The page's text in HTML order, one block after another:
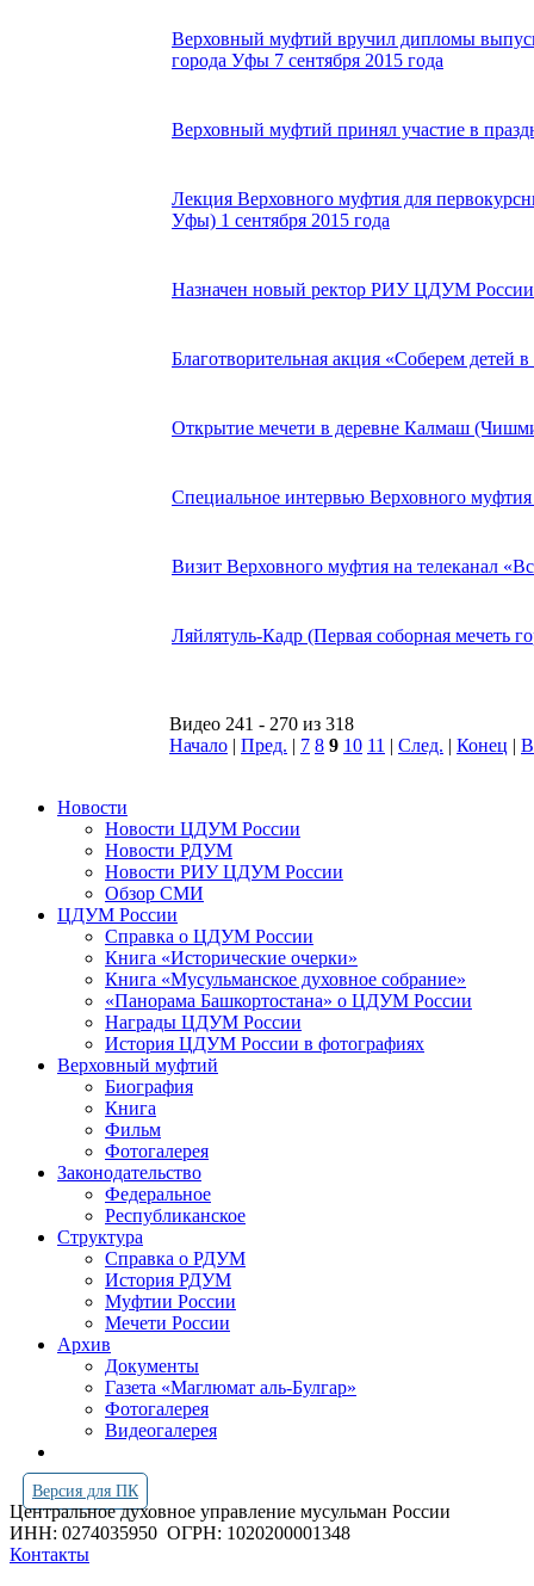
Верховный муфтий вручил дипломы
города Уфы 7 сентября 2015 года
Верховный муфтий принял участие в
Лекция Верховного муфтия для
Уфы) 1 сентября 2015 года
Назначен новый ректор РИУ ЦДУМ России
Благотворительная акция «Соберем детей
Открытие мечети в деревне Калмаш
Специальное интервью Верховного муфтия
Визит Верховного муфтия на телеканал
Ляйлятуль-Кадр (Первая соборная мечеть
Видео 241 - 270 из 318
Начало | Пред. | 7 8 9 10 11 | След. | Конец |
Новости
Новости ЦДУМ России
Новости РДУМ
Новости РИУ ЦДУМ России
Обзор СМИ
ЦДУМ России
Справка о ЦДУМ России
Книга «Исторические очерки»
Книга «Мусульманское духовное собрание»
«Панорама Башкортостана» о ЦДУМ России
Награды ЦДУМ России
История ЦДУМ России в фотографиях
Верховный муфтий
Биография
Книга
Фильм
Фотогалерея
Законодательство
Федеральное
Республиканское
Структура
Справка о РДУМ
История РДУМ
Муфтии России
Мечети России
Архив
Документы
Газета «Маглюмат аль-Булгар»
Фотогалерея
Видеогалерея
Версия для ПК
Центральное духовное управление мусульман России
ИНН: 0274035950 ОГРН: 1020200001348
Контакты